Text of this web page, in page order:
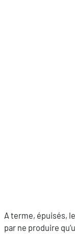
A terme, épuisés,
par ne produire